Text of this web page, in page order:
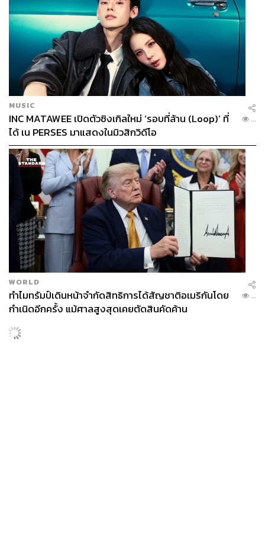
MUSIC
INC MATAWEE เปิดตัวซิงเกิลใหม่ ‘รอบที่ล้าน (Loop)’ ที่
ได้ เน PERSES มาแสดงในมิวสิกวิดีโอ
...
WORLD
ทำไมทรัมป์เดินหน้าจำกัดสิทธิการได้สัญชาติอเมริกันโดย
กำเนิดอีกครั้ง แม้ศาลสูงสุดเคยตัดสินคัดค้าน
...